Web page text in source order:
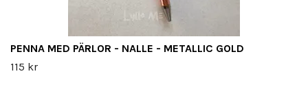
PENNA MED PÄRLOR - NALLE - METALLIC GOLD
115 kr